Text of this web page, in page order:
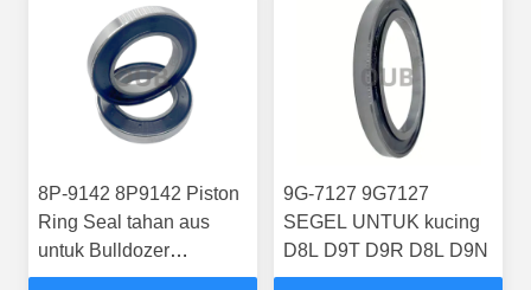
8P-9142 8P9142 Piston
Ring Seal tahan aus
untuk Bulldozer
Articulation Assembly
9G-7127 9G7127
SEGEL UNTUK kucing
D8L D9T D9R D8L D9N